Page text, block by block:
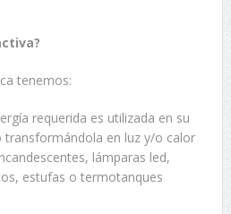
tenemos:
requerida es utilizada en su
en luz y/o calor
lámparas led,
estufas o termotanques